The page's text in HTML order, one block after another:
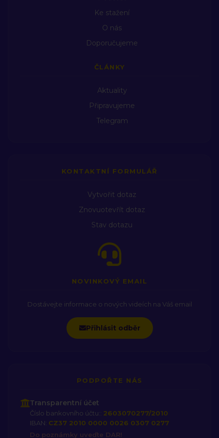
Hvězdných rodů - Dr. Beatrix Czeizel a Aniko Gresko a
nejbližší spolupracovnicí. České titulky se souhlasem
autorek vytvořila Monika Kovářová. Originál videa v
si=kdaUv50dp4koobGX Knihy ve slovenštině možno
category/knihy/ Rozhovory s Monikou Baudyšovou a
Janou Lantajovou na téma Hvězdné rody:
https://youtu.be/LfROiBEIv_M
https://youtu.be/5Par13WND90
Ke stažení
O nás
Doporučujeme
ČLÁNKY
Aktuality
Připravujeme
Telegram
KONTAKTNÍ FORMULÁŘ
Vytvořit dotaz
Znovuotevřít dotaz
Stav dotazu
NOVINKOVÝ EMAIL
Dostávejte informace o nových videích na Váš email
Přihlásit odběr
PODPOŘTE NÁS
Transparentní účet
Číslo bankovního účtu:: 2603070277/2010
IBAN: CZ37 2010 0000 0026 0307 0277
Do poznámky uveďte DAR!